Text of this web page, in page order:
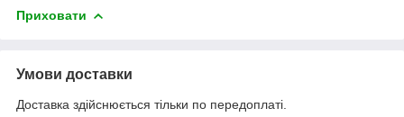
Приховати
Умови доставки
Доставка здійснюється тільки по передоплаті.